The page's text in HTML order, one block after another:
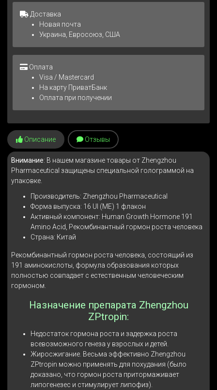
Доставка
Новая почта
Украина, Евросоюз, США
Оплата
Visa / Mastercard
На карту ПриватБанк
Оплата при получении
Описание Отзывы
Внимание: В нашем магазине товары от Zhengzhou
Pharmaceutical защищены специальной голограммой на
упаковке.
Производитель: Zhengzhou Pharmaceutical
Форма выпуска: 16 UI (ME) 1 флакон
Активный компонент: Human Growth Hormone 191
Amino Acid, Рекомбинантный гормон роста человека
Страна: Китай
Рекомбинантный гормон роста человека, состоящий из
191 аминокислоты, формула образования которых
полностью совпадает с естественным человеческим
гормоном.
Назначение препарата Zhengzhou
ZPtropin:
Недостаток гормона роста и задержка роста
всевозможного генеза у взрослых и детей.
Жиросжигание. Весьма эффективно Zhengzhou
ZPtropin можно применять для похудания (было
доказано, что гормон роста притормаживает
липогенезес и стимулирует липофиз).